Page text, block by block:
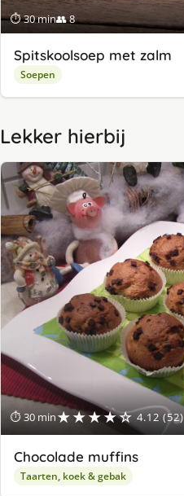
⏱ 30 min👥 8
Spitskoolsoep met zalm
Soepen
Lekker hierbij
⏱ 30 min★★★★☆ 4.12 (52)
Chocolade muffins
Taarten, koek & gebak